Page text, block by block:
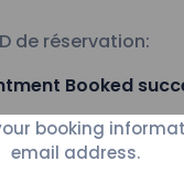
de réservation:
Booked
booking
email address.